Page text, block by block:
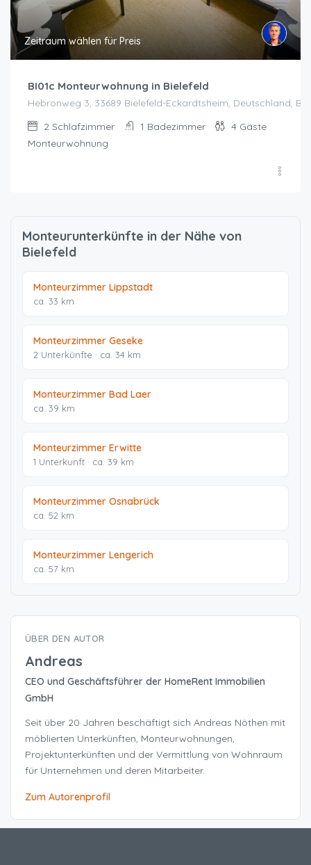
Zeitraum wählen für Preis
BI01c Monteurwohnung in Bielefeld
Hebronweg 3, 33689 Bielefeld-Eckardtsheim, Deutschland,
2 Schlafzimmer 1 Badezimmer 4 Gäste
Monteurwohnung
Monteurunterkünfte in der Nähe von
Bielefeld
Monteurzimmer Lippstadt
ca. 33 km
Monteurzimmer Geseke
2 Unterkünfte · ca. 34 km
Monteurzimmer Bad Laer
ca. 39 km
Monteurzimmer Erwitte
1 Unterkunft · ca. 39 km
Monteurzimmer Osnabrück
ca. 52 km
Monteurzimmer Lengerich
ca. 57 km
ÜBER DEN AUTOR
Andreas
CEO und Geschäftsführer der HomeRent Immobilien
GmbH
Seit über 20 Jahren beschäftigt sich Andreas Nöthen mit
möblierten Unterkünften, Monteurwohnungen,
Projektunterkünften und der Vermittlung von Wohnraum
für Unternehmen und deren Mitarbeiter.
Zum Autorenprofil